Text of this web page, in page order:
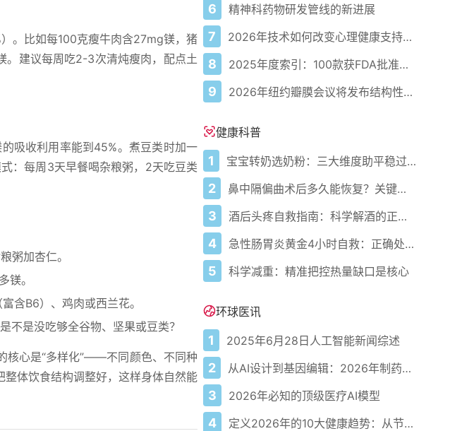
。比如每100克瘦牛肉含27mg镁，猪
。建议每周吃2-3次清炖瘦肉，配点土
吸收利用率能到45%。煮豆类时加一
：每周3天早餐喝杂粮粥，2天吃豆类
粥加杏仁。
镁。
含B6）、鸡肉或西兰花。
是没吃够全谷物、坚果或豆类？
核心是“多样化”——不同颜色、不同种
体饮食结构调整好，这样身体自然能
6 精神科药物研发管线的新进展
7 2026年技术如何改变心理健康支持的获取方式
8 2025年度索引：100款获FDA批准的AI驱动医疗设备
9 2026年纽约瓣膜会议将发布结构性心脏病最新研究成果
健康科普
1 宝宝转奶选奶粉：三大维度助平稳过渡
2 鼻中隔偏曲术后多久能恢复？关键看这几点
3 酒后头疼自救指南：科学解酒的正确打开方式
4 急性肠胃炎黄金4小时自救：正确处置与误区避坑关键
5 科学减重：精准把控热量缺口是核心
环球医讯
1 2025年6月28日人工智能新闻综述
2 从AI设计到基因编辑：2026年制药领域重大突破
3 2026年必知的顶级医疗AI模型
4 定义2026年的10大健康趋势：从节律健康到冷热交替疗法